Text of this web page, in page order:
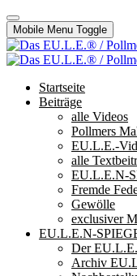
Mobile Menu Toggle
Startseite
Beiträge
alle Videos
Pollmers
EU.L.E.-
alle
EU.L.E.N-
Fremde
Gewölle
exclusiver
EU.L.E.N-
Der
Archiv